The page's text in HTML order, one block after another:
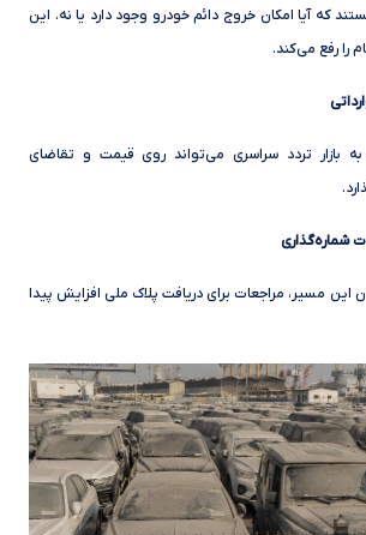
که آیا امکان خروج دائم خودرو وجود دارد یا نه. این
را رفع می‌کند.
بازار تردد سراسری می‌تواند روی قیمت و تقاضای
شماره‌گذاری
این مسیر، مراجعات برای دریافت پلاک ملی افزایش پیدا